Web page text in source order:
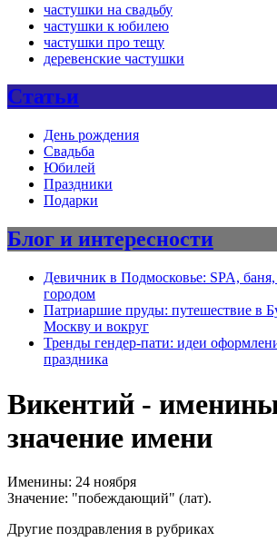
частушки на свадьбу
частушки к юбилею
частушки про тещу
деревенские частушки
Статьи
День рождения
Свадьба
Юбилей
Праздники
Подарки
Блог и интересности
Девичник в Подмосковье: SPA,
городом
Патриаршие пруды: путешествие в
Москву и вокруг
Тренды гендер-пати: идеи
праздника
Викентий -
значение имени
Именины: 24 ноября
Значение: "побеждающий" (лат).
Другие поздравления в рубриках